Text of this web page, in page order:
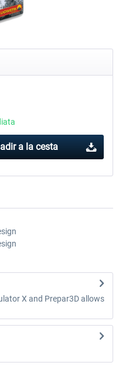
a la cesta
X and Prepar3D allows